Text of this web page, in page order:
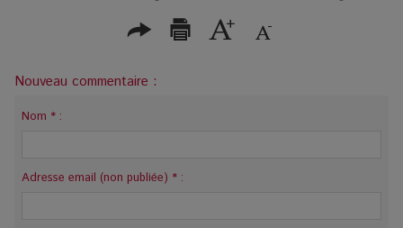
Nouveau commentaire :
Nom * :
Adresse email (non publiée) * :